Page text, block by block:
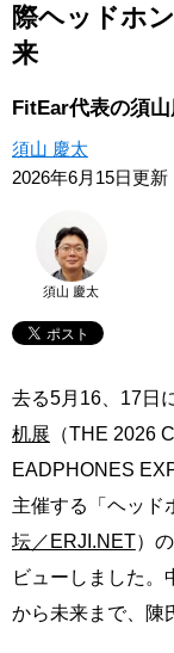
著者一覧
際ヘッドホ
来
FitEar代表の須山
須山 慶太
2026年6月15日更新
須山 慶太
去る5月16、17日
机展 （THE 2026
EADPHONES
主催する「ヘッド
坛／ERJI.NET）
ビューしました。
から未来まで、陳